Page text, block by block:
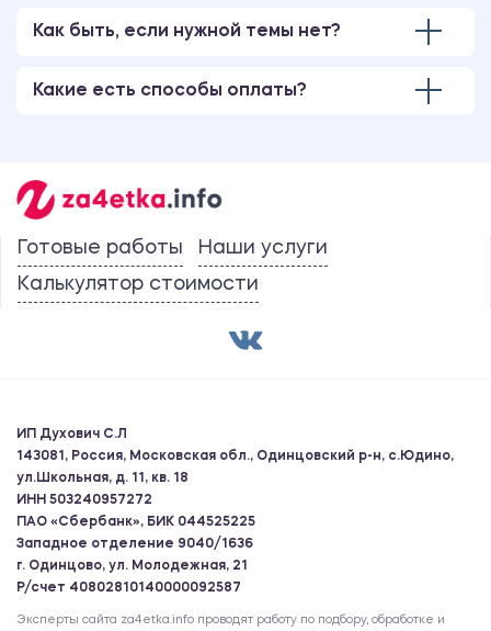
Как быть, если нужной темы нет?
Какие есть способы оплаты?
Готовые работы
Наши услуги
Калькулятор стоимости
ИП Духович С.Л
143081, Россия, Московская обл., Одинцовский р-н, с.Юдино,
ул.Школьная, д. 11, кв. 18
ИНН 503240957272
ПАО «Сбербанк», БИК 044525225
Западное отделение 9040/1636
г. Одинцово, ул. Молодежная, 21
Р/счет 40802810140000092587
Эксперты сайта za4etka.info проводят работу по подбору, обработке и